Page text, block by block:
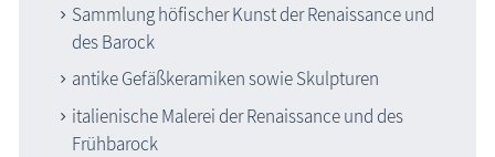
Sammlung höfischer Kunst der Renaissance und
des Barock
antike Gefäßkeramiken sowie Skulpturen
italienische Malerei der Renaissance und des
Frühbarock